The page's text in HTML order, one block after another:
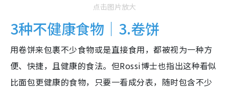
点击图片放大
3种不健康食物｜3.卷饼
用卷饼来包裹不少食物或是直接食用，都被视为一种方
便、快捷，且健康的食法。但Rossi博士也指出这种看似
比面包更健康的食物，只要一看成分表，随时包含不少